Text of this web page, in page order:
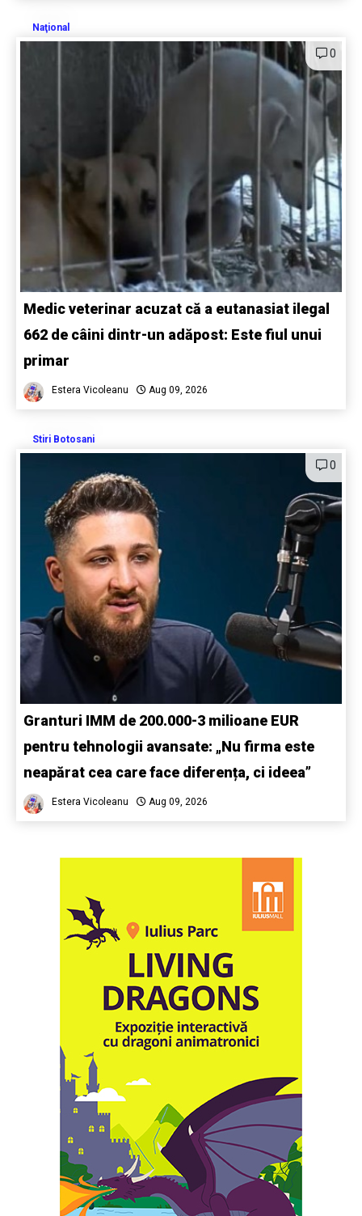
Naţional
0
Medic veterinar acuzat că a eutanasiat ilegal
662 de câini dintr-un adăpost: Este fiul unui
primar
Estera Vicoleanu Aug 09, 2026
Stiri Botosani
0
Granturi IMM de 200.000-3 milioane EUR
pentru tehnologii avansate: „Nu firma este
neapărat cea care face diferența, ci ideea”
Estera Vicoleanu Aug 09, 2026